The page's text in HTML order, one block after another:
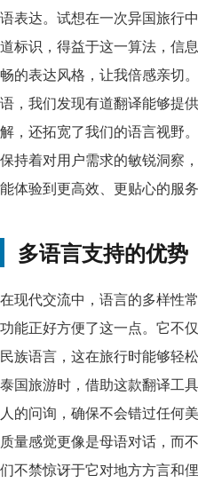
语表达。试想在一次异国旅行
道标识，得益于这一算法，信
畅的表达风格，让我倍感亲切
语，我们发现有道翻译能够提
解，还拓宽了我们的语言视野
保持着对用户需求的敏锐洞察
能体验到更高效、更贴心的服务
多语言支持的优势
在现代交流中，语言的多样性
功能正好方便了这一点。它不
民族语言，这在旅行时能够轻
泰国旅游时，借助这款翻译工
人的问询，确保不会错过任何
质量感觉更像是母语对话，而
们不禁惊讶于它对地方方言和